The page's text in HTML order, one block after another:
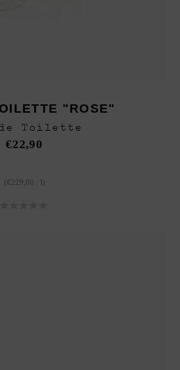
"ROSE"
Toilette
€22,90
( €229,00 l )